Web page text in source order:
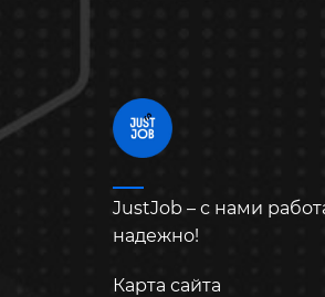
JustJob – с нами
надежно!
Карта сайта